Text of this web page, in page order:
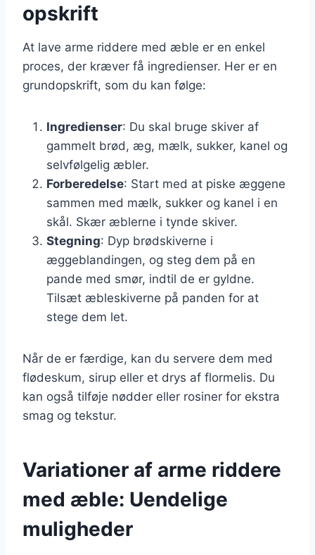
opskrift
At lave arme riddere med æble er en enkel
proces, der kræver få ingredienser. Her er en
grundopskrift, som du kan følge:
Ingredienser: Du skal bruge skiver af
gammelt brød, æg, mælk, sukker, kanel og
selvfølgelig æbler.
Forberedelse: Start med at piske æggene
sammen med mælk, sukker og kanel i en
skål. Skær æblerne i tynde skiver.
Stegning: Dyp brødskiverne i
æggeblandingen, og steg dem på en
pande med smør, indtil de er gyldne.
Tilsæt æbleskiverne på panden for at
stege dem let.
Når de er færdige, kan du servere dem med
flødeskum, sirup eller et drys af flormelis. Du
kan også tilføje nødder eller rosiner for ekstra
smag og tekstur.
Variationer af arme riddere
med æble: Uendelige
muligheder